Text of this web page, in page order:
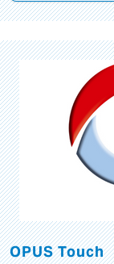
OPUS Touch